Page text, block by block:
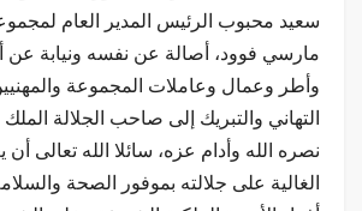
سعيد محبوب الرئيس المدير العام
مارسي فوود، أصالة عن نفسه ونيابة عن
وأطر وعمال وعاملات المجموعة
التهاني والتبريك إلى صاحب الجلالة
نصره الله وأدام عزه، سائلا الله تعالى أن
الغالية على جلالته بموفور الصحة